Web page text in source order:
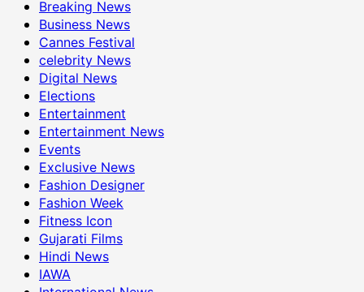
Breaking News
Business News
Cannes Festival
celebrity News
Digital News
Elections
Entertainment
Entertainment News
Events
Exclusive News
Fashion Designer
Fashion Week
Fitness Icon
Gujarati Films
Hindi News
IAWA